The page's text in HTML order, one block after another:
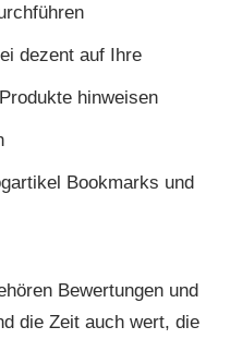
dezent auf Ihre
hinweisen
Bookmarks und
Bewertungen und
die Zeit auch wert, die